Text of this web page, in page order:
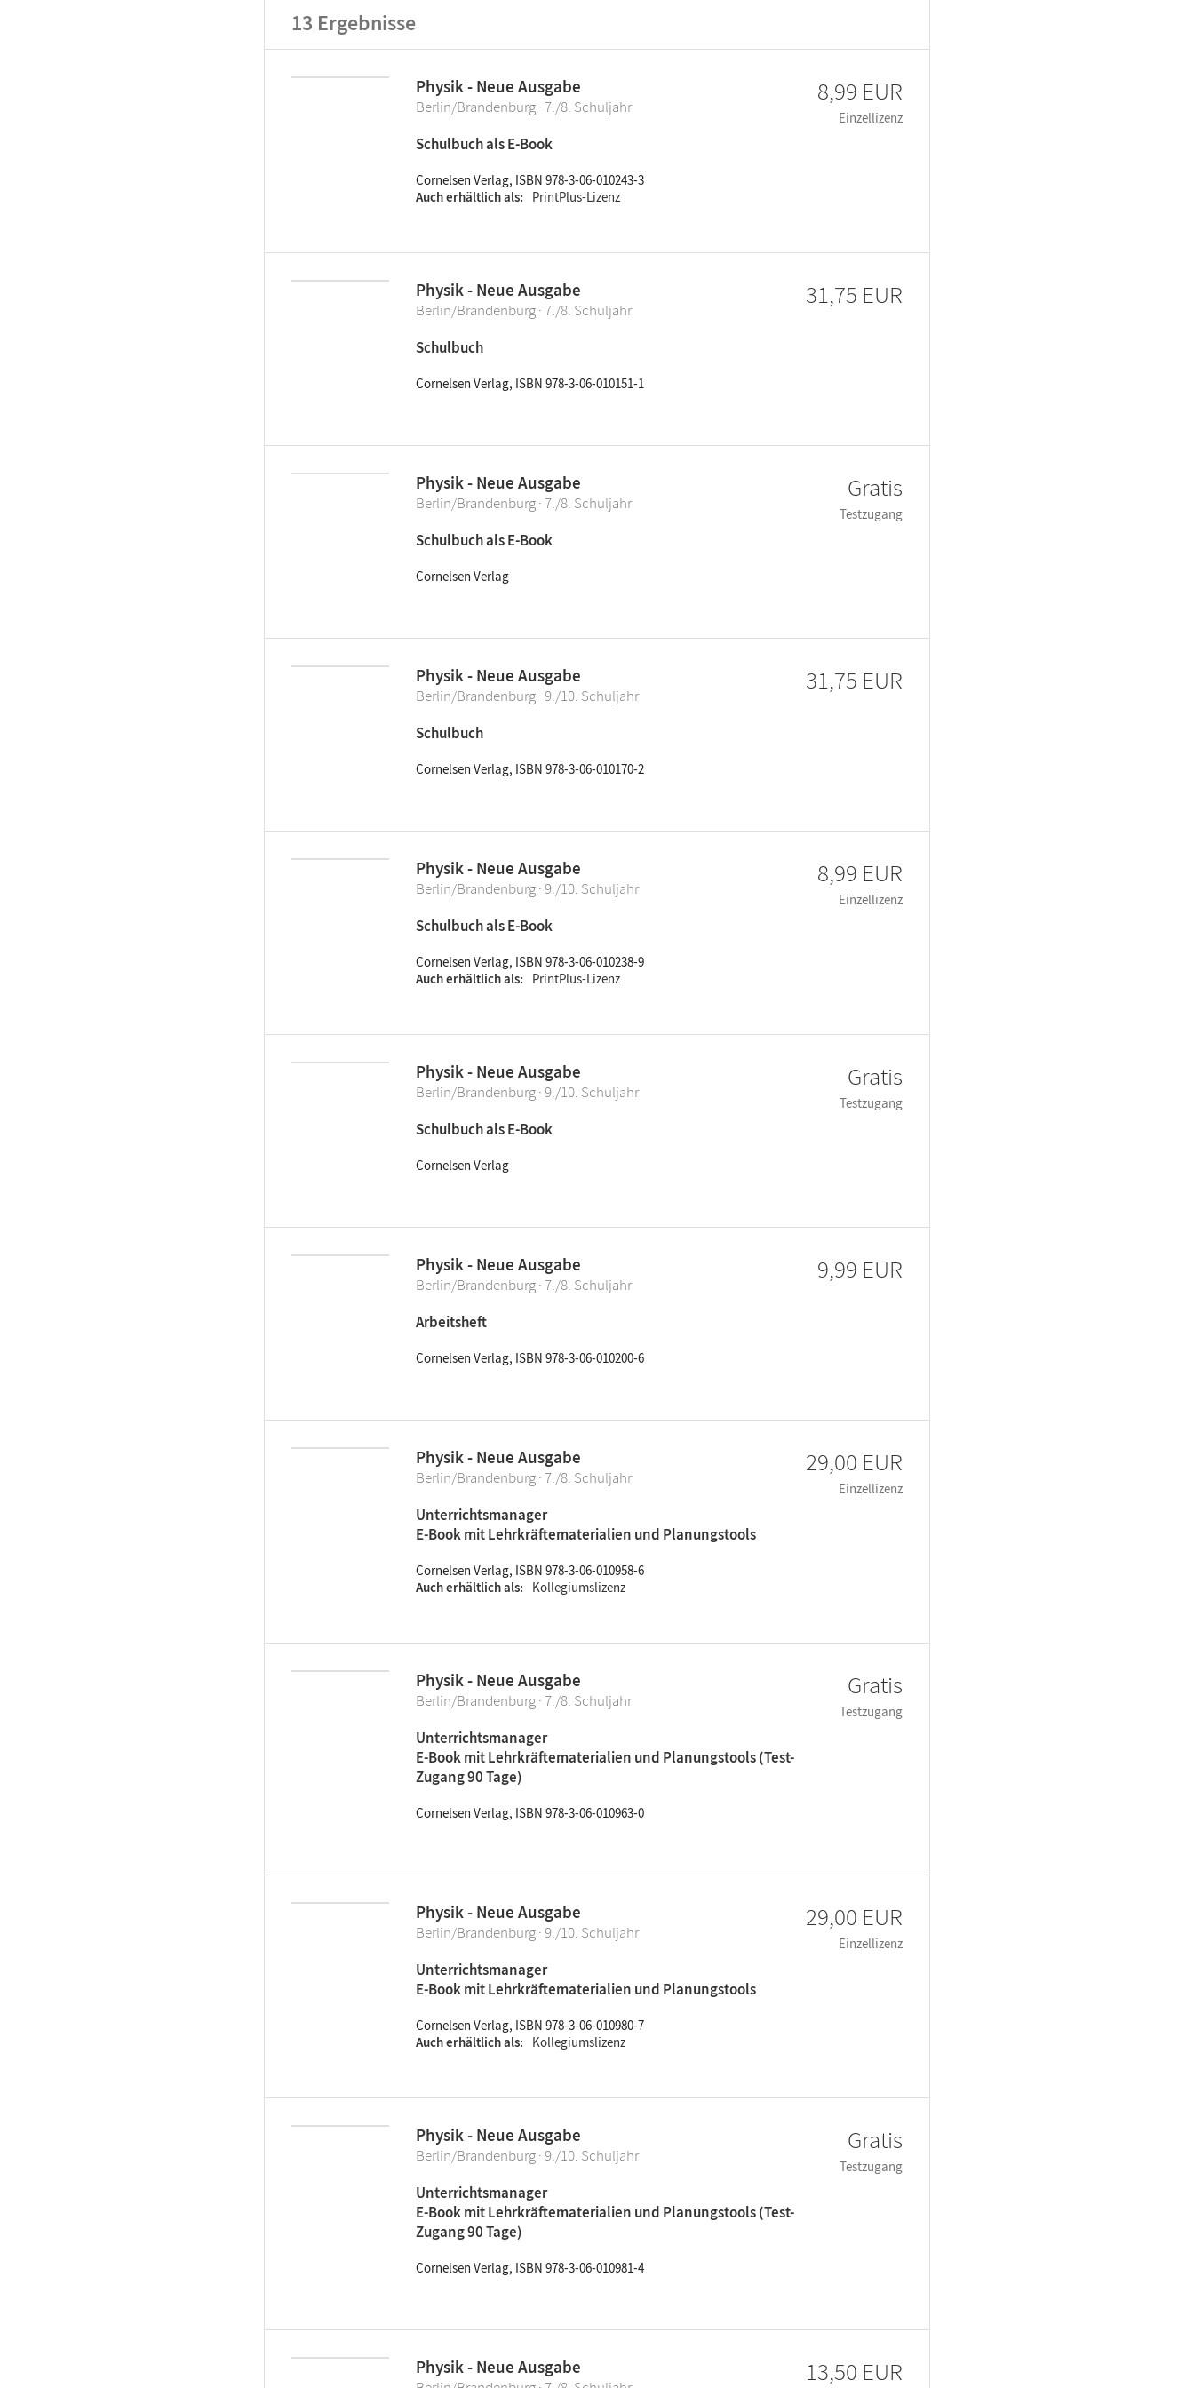
13 Ergebnisse
Physik - Neue Ausgabe
Berlin/Brandenburg · 7./8. Schuljahr
Schulbuch als E-Book
Cornelsen Verlag, ISBN 978-3-06-010243-3
Auch erhältlich als
PrintPlus-Lizenz
8,99 EUR
Einzellizenz
Physik - Neue Ausgabe
Berlin/Brandenburg · 7./8. Schuljahr
Schulbuch
Cornelsen Verlag, ISBN 978-3-06-010151-1
31,75 EUR
Physik - Neue Ausgabe
Berlin/Brandenburg · 7./8. Schuljahr
Schulbuch als E-Book
Cornelsen Verlag
Gratis
Testzugang
Physik - Neue Ausgabe
Berlin/Brandenburg · 9./10. Schuljahr
Schulbuch
Cornelsen Verlag, ISBN 978-3-06-010170-2
31,75 EUR
Physik - Neue Ausgabe
Berlin/Brandenburg · 9./10. Schuljahr
Schulbuch als E-Book
Cornelsen Verlag, ISBN 978-3-06-010238-9
Auch erhältlich als
PrintPlus-Lizenz
8,99 EUR
Einzellizenz
Physik - Neue Ausgabe
Berlin/Brandenburg · 9./10. Schuljahr
Schulbuch als E-Book
Cornelsen Verlag
Gratis
Testzugang
Physik - Neue Ausgabe
Berlin/Brandenburg · 7./8. Schuljahr
Arbeitsheft
Cornelsen Verlag, ISBN 978-3-06-010200-6
9,99 EUR
Physik - Neue Ausgabe
Berlin/Brandenburg · 7./8. Schuljahr
Unterrichtsmanager
E-Book mit Lehrkräftematerialien und Planungstools
Cornelsen Verlag, ISBN 978-3-06-010958-6
Auch erhältlich als
Kollegiumslizenz
29,00 EUR
Einzellizenz
Physik - Neue Ausgabe
Berlin/Brandenburg · 7./8. Schuljahr
Unterrichtsmanager
E-Book mit Lehrkräftematerialien und Planungstools (Test-
Zugang 90 Tage)
Cornelsen Verlag, ISBN 978-3-06-010963-0
Gratis
Testzugang
Physik - Neue Ausgabe
Berlin/Brandenburg · 9./10. Schuljahr
Unterrichtsmanager
E-Book mit Lehrkräftematerialien und Planungstools
Cornelsen Verlag, ISBN 978-3-06-010980-7
Auch erhältlich als
Kollegiumslizenz
29,00 EUR
Einzellizenz
Physik - Neue Ausgabe
Berlin/Brandenburg · 9./10. Schuljahr
Unterrichtsmanager
E-Book mit Lehrkräftematerialien und Planungstools (Test-
Zugang 90 Tage)
Cornelsen Verlag, ISBN 978-3-06-010981-4
Gratis
Testzugang
Physik - Neue Ausgabe 13,50 EUR